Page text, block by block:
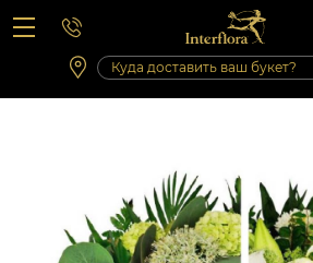
Вопросы-ответы
Сб 10:00 ‐ 14:00
Выходные и праздничные дни